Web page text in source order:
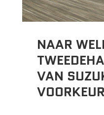
NAAR
VAN